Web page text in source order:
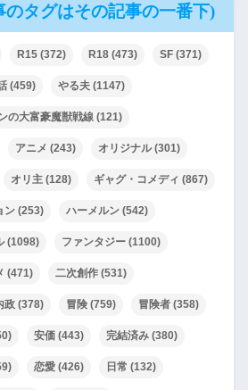
のタグはその記事の一番下)
R15 (372) R18 (473) SF (371)
(459) やる夫 (1147)
の大富豪魔獣戦線 (121)
アニメ (243) オリジナル(301)
オリ主 (128) ギャグ・コメディ (867)
ン (253) ハーメルン (542)
(1098) ファンタジー (1100)
(471) 二次創作 (531)
政 (378) 冒険 (759) 冒険者 (358)
安価 (443) 完結済み (380)
恋愛 (426) 日常 (132)